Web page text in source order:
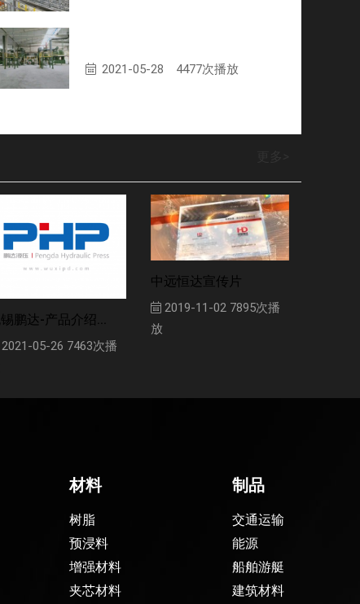
2021-05-28 4477次播放
锡鹏达-产品介绍...
2021-05-26 7463次播
中远恒达宣传片
2019-11-02 7895次播
放
材料
树脂
预浸料
增强材料
夹芯材料
制品
交通运输
能源
船舶游艇
建筑材料